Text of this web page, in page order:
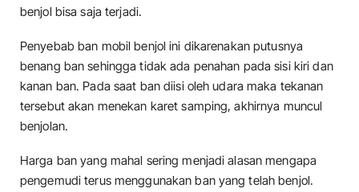
benjol bisa saja terjadi.
Penyebab ban mobil benjol ini dikarenakan putusnya
benang ban sehingga tidak ada penahan pada sisi kiri dan
kanan ban. Pada saat ban diisi oleh udara maka tekanan
tersebut akan menekan karet samping, akhirnya muncul
benjolan.
Harga ban yang mahal sering menjadi alasan mengapa
pengemudi terus menggunakan ban yang telah benjol.